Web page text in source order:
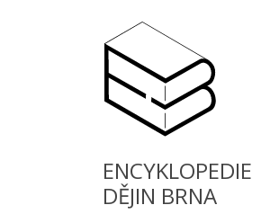
ENCYKLOPEDIE
DĚJIN BRNA